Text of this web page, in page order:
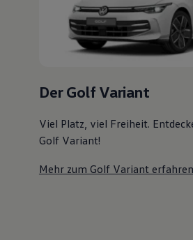
Transport
Familie
Elektromobilität
Volkswagen R
Pannen- und Unfallhilfe
Viel Platz, viel Freiheit.
Golf Variant!